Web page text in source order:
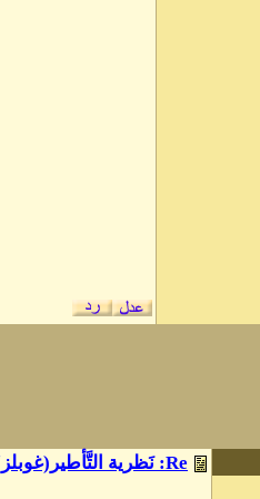
Re: نَظرية التَّأطير(غوبلز)